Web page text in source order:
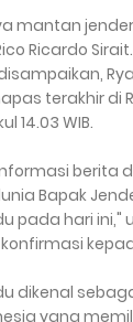
mantan
Ricardo
terakhir di
14.03 WIB.
berita
Bapak
pada hari ini,"
dikenal
yang